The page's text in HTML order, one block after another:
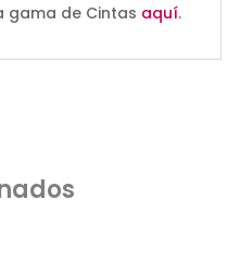
gama de Cintas aquí.